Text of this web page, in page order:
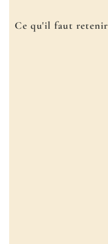
Ce qu'il faut retenir